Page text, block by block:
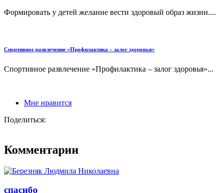
Формировать у детей желание вести здоровый образ жизни....
Спортивное развлечение «Профилактика – залог здоровья»
Спортивное развлечение «Профилактика – залог здоровья»...
Мне нравится
Поделиться:
Комментарии
спасибо